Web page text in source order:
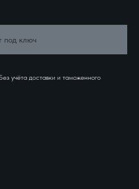
под ключ
учёта доставки и таможенного